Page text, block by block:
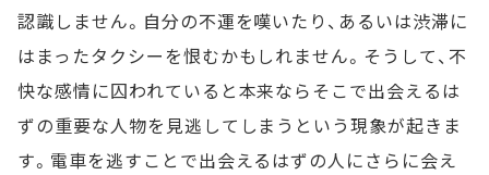
認識しません。自分の不運を嘆いたり、あるいは渋滞に
はまったタクシーを恨むかもしれません。そうして、不
快な感情に囚われていると本来ならそこで出会えるは
ずの重要な人物を見逃してしまうという現象が起きま
す。電車を逃すことで出会えるはずの人にさらに会え